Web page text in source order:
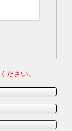
ください。